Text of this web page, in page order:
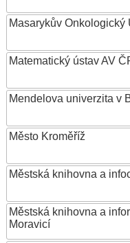
Masarykův Onkologický
Matematický ústav AV
Mendelova univerzita v
Město Kroměříž
Městská knihovna a
Městská knihovna a
Moravicí